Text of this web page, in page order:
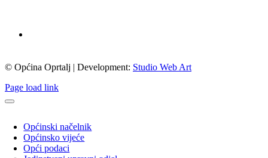
© Općina Oprtalj | Development: Studio Web Art
Page load link
Općinski načelnik
Općinsko vijeće
Opći podaci